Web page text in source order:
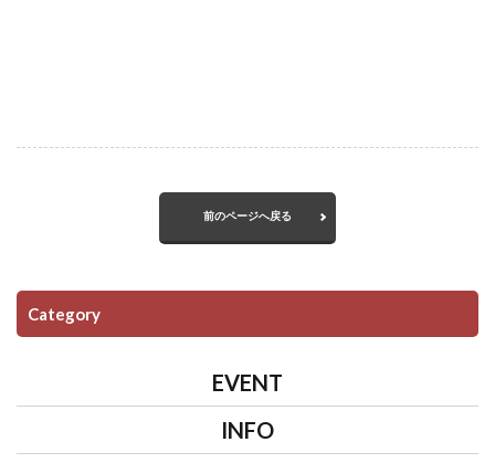
前のページへ戻る
Category
EVENT
INFO